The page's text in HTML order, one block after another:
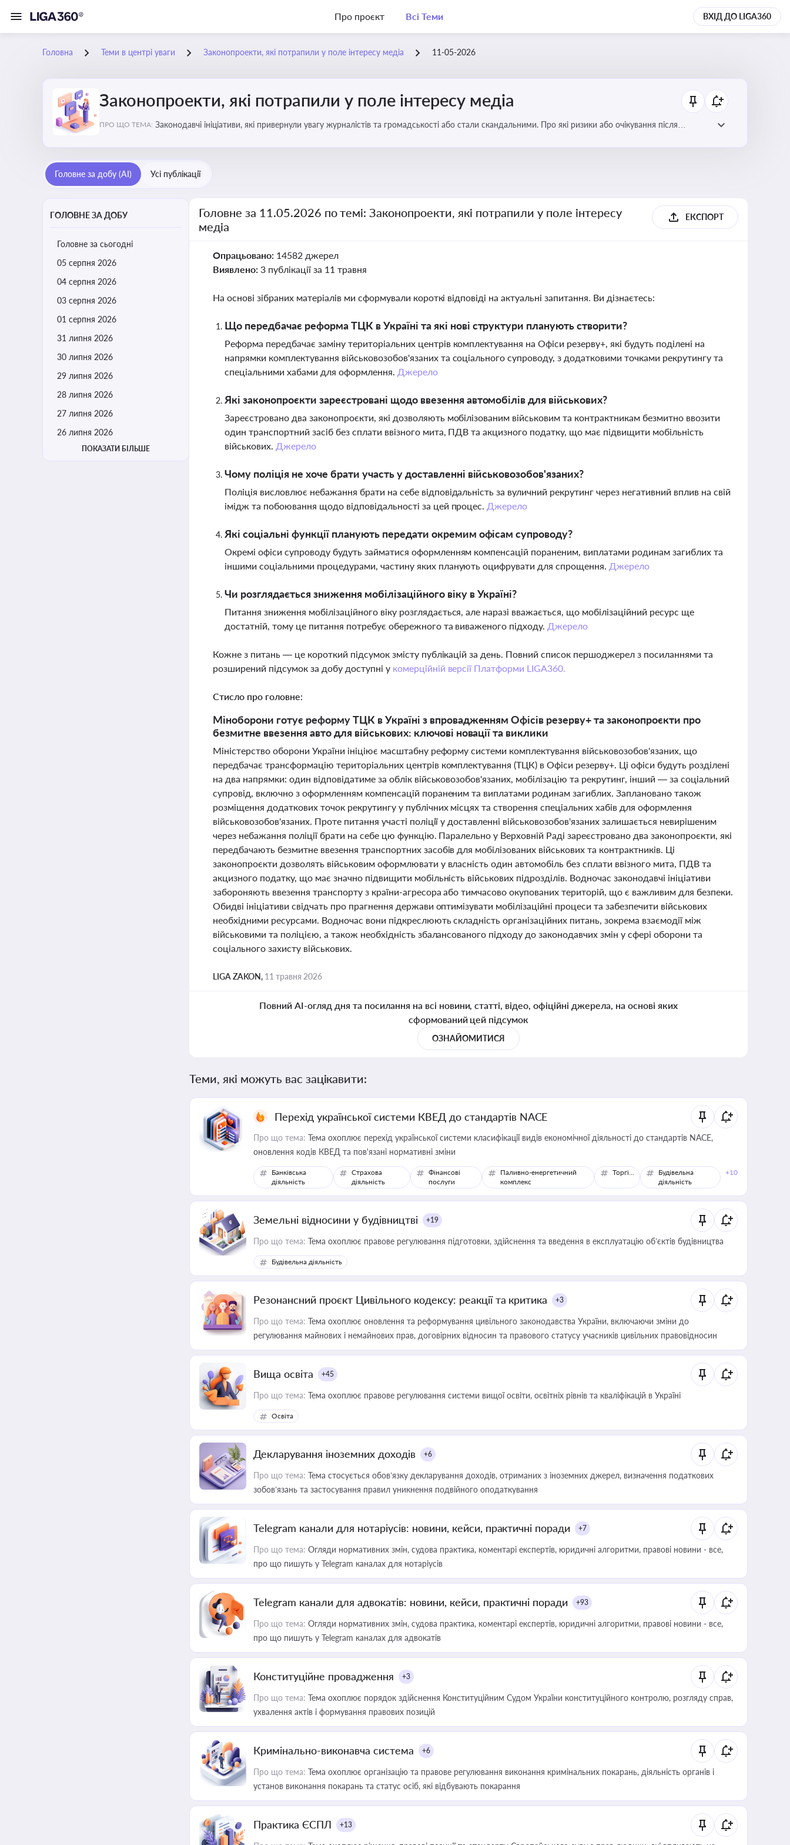
Про проєкт Всі Теми ВХІД ДО LIGA360
Головна Теми в центрі уваги Законопроекти, які потрапили у поле інтересу медіа 11-05-2026
Законопроекти, які потрапили у поле інтересу медіа
ПРО ЩО ТЕМА: Законодавчі ініціативи, які привернули увагу журналістів та громадськості або стали скандальними. Про які ризики або очікування після
Головне за добу (AI) Усі публікації
ГОЛОВНЕ ЗА ДОБУ
Головне за сьогодні
05 серпня 2026
04 серпня 2026
03 серпня 2026
01 серпня 2026
31 липня 2026
30 липня 2026
29 липня 2026
28 липня 2026
27 липня 2026
26 липня 2026
ПОКАЗАТИ БІЛЬШЕ
Головне за 11.05.2026 по темі: Законопроекти, які потрапили у поле інтересу
медіа
ЕКСПОРТ
Опрацьовано: 14582 джерел
Виявлено: 3 публікації за 11 травня
На основі зібраних матеріалів ми сформували короткі відповіді на актуальні запитання. Ви дізнаєтесь:
Що передбачає реформа ТЦК в Україні та які нові структури планують створити?
Реформа передбачає заміну територіальних центрів комплектування на Офіси резерву+, які будуть поділені на
напрямки комплектування військовозобов'язаних та соціального супроводу, з додатковими точками рекрутингу та
спеціальними хабами для оформлення. Джерело
Які законопроєкти зареєстровані щодо ввезення автомобілів для військових?
Зареєстровано два законопроєкти, які дозволяють мобілізованим військовим та контрактникам безмитно ввозити
один транспортний засіб без сплати ввізного мита, ПДВ та акцизного податку, що має підвищити мобільність
військових. Джерело
Чому поліція не хоче брати участь у доставленні військовозобов'язаних?
Поліція висловлює небажання брати на себе відповідальність за вуличний рекрутинг через негативний вплив на свій
імідж та побоювання щодо відповідальності за цей процес. Джерело
Які соціальні функції планують передати окремим офісам супроводу?
Окремі офіси супроводу будуть займатися оформленням компенсацій пораненим, виплатами родинам загиблих та
іншими соціальними процедурами, частину яких планують оцифрувати для спрощення. Джерело
Чи розглядається зниження мобілізаційного віку в Україні?
Питання зниження мобілізаційного віку розглядається, але наразі вважається, що мобілізаційний ресурс ще
достатній, тому це питання потребує обережного та виваженого підходу. Джерело
Кожне з питань — це короткий підсумок змісту публікацій за день. Повний список першоджерел з посиланнями та
розширений підсумок за добу доступні у комерційній версії Платформи LIGA360.
Стисло про головне:
Міноборони готує реформу ТЦК в Україні з впровадженням Офісів резерву+ та законопроєкти про
безмитне ввезення авто для військових: ключові новації та виклики
Міністерство оборони України ініціює масштабну реформу системи комплектування військовозобов'язаних, що
передбачає трансформацію територіальних центрів комплектування (ТЦК) в Офіси резерву+. Ці офіси будуть розділені
на два напрямки: один відповідатиме за облік військовозобов'язаних, мобілізацію та рекрутинг, інший — за соціальний
супровід, включно з оформленням компенсацій пораненим та виплатами родинам загиблих. Заплановано також
розміщення додаткових точок рекрутингу у публічних місцях та створення спеціальних хабів для оформлення
військовозобов'язаних. Проте питання участі поліції у доставленні військовозобов'язаних залишається невирішеним
через небажання поліції брати на себе цю функцію. Паралельно у Верховній Раді зареєстровано два законопроєкти, які
передбачають безмитне ввезення транспортних засобів для мобілізованих військових та контрактників. Ці
законопроєкти дозволять військовим оформлювати у власність один автомобіль без сплати ввізного мита, ПДВ та
акцизного податку, що має значно підвищити мобільність військових підрозділів. Водночас законодавчі ініціативи
забороняють ввезення транспорту з країни-агресора або тимчасово окупованих територій, що є важливим для безпеки.
Обидві ініціативи свідчать про прагнення держави оптимізувати мобілізаційні процеси та забезпечити військових
необхідними ресурсами. Водночас вони підкреслюють складність організаційних питань, зокрема взаємодії між
військовими та поліцією, а також необхідність збалансованого підходу до законодавчих змін у сфері оборони та
соціального захисту військових.
LIGA ZAKON, 11 травня 2026
Повний AI-огляд дня та посилання на всі новини, статті, відео, офіційні джерела, на основі яких
сформований цей підсумок
ОЗНАЙОМИТИСЯ
Теми, які можуть вас зацікавити:
Перехід української системи КВЕД до стандартів NACE
Про що тема: Тема охоплює перехід української системи класифікації видів економічної діяльності до стандартів NACE,
оновлення кодів КВЕД та пов'язані нормативні зміни
Банківська
діяльність
Страхова
діяльність
Фінансові
послуги
Паливно-енергетичний
комплекс
Торгівля
Будівельна
діяльність
+10
Земельні відносини у будівництві +19
Про що тема: Тема охоплює правове регулювання підготовки, здійснення та введення в експлуатацію об’єктів будівництва
Будівельна діяльність
Резонансний проєкт Цивільного кодексу: реакції та критика +3
Про що тема: Тема охоплює оновлення та реформування цивільного законодавства України, включаючи зміни до
регулювання майнових і немайнових прав, договірних відносин та правового статусу учасників цивільних правовідносин
Вища освіта +45
Про що тема: Тема охоплює правове регулювання системи вищої освіти, освітніх рівнів та кваліфікацій в Україні
Освіта
Декларування іноземних доходів +6
Про що тема: Тема стосується обов’язку декларування доходів, отриманих з іноземних джерел, визначення податкових
зобов’язань та застосування правил уникнення подвійного оподаткування
Telegram канали для нотаріусів: новини, кейси, практичні поради +7
Про що тема: Огляди нормативних змін, судова практика, коментарі експертів, юридичні алгоритми, правові новини - все,
про що пишуть у Telegram каналах для нотаріусів
Telegram канали для адвокатів: новини, кейси, практичні поради +93
Про що тема: Огляди нормативних змін, судова практика, коментарі експертів, юридичні алгоритми, правові новини - все,
про що пишуть у Telegram каналах для адвокатів
Конституційне провадження +3
Про що тема: Тема охоплює порядок здійснення Конституційним Судом України конституційного контролю, розгляду справ,
ухвалення актів і формування правових позицій
Кримінально-виконавча система +6
Про що тема: Тема охоплює організацію та правове регулювання виконання кримінальних покарань, діяльність органів і
установ виконання покарань та статус осіб, які відбувають покарання
Практика ЄСПЛ +13